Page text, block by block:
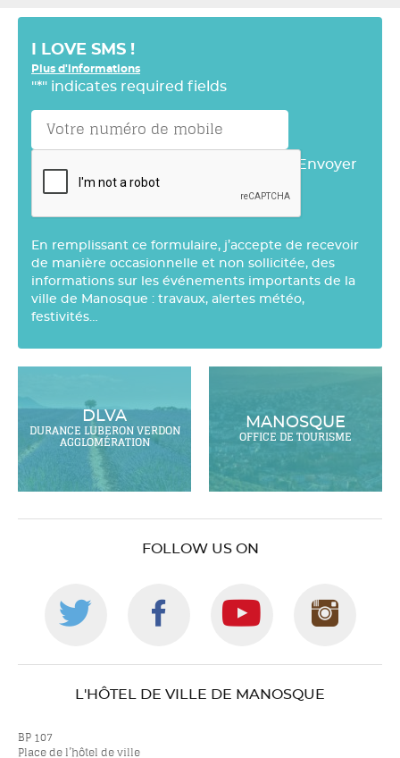
I LOVE SMS !
Plus d'informations
"*" indicates required fields
Envoyer
En remplissant ce formulaire, j’accepte de recevoir
de manière occasionnelle et non sollicitée, des
informations sur les événements importants de la
ville de Manosque : travaux, alertes météo,
festivités…
DLVA
DURANCE LUBERON VERDON
AGGLOMÉRATION
MANOSQUE
OFFICE DE TOURISME
FOLLOW US ON
Follow
us
on
Follow
us
Follow
us
us
L'HÔTEL DE VILLE DE MANOSQUE
BP 107
Place de l’hôtel de ville